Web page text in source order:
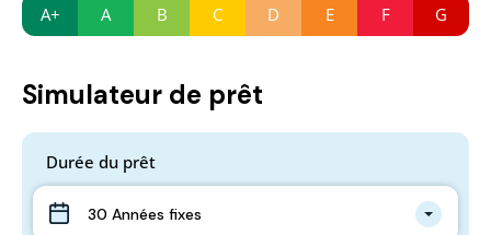
A+ A B C D E F G
Simulateur de prêt
Durée du prêt
30 Années fixes